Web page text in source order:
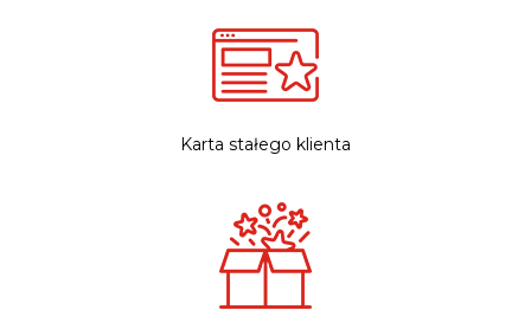
Karta stałego klienta